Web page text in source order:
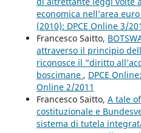
economica nell’area euro
(2010): DPCE Online 3/
Francesco Saitto,
attraverso il principio
riconosce il “diritto
boscimane , DPCE
Online 2/2011
Francesco Saitto, A tale
costituzionale e
sistema di tutela